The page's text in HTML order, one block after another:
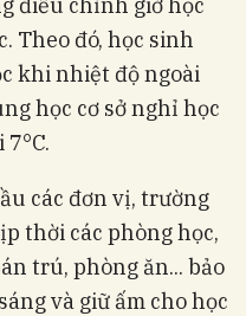
Theo đó, học sinh
khi nhiệt độ ngoài
học cơ sở nghỉ học
các đơn vị, trường
thời các phòng học,
trú, phòng ăn... bảo
và giữ ấm cho học